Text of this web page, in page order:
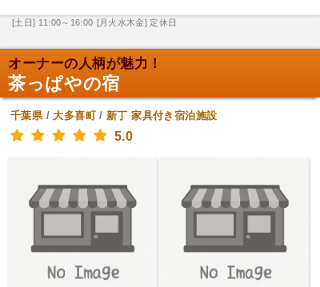
[土日] 11:00～16:00 [月火水木金] 定休日
オーナーの人柄が魅力！
茶っぱやの宿
千葉県/大多喜町/新丁 家具付き宿泊施設
5.0